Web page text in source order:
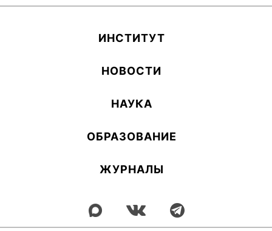
ИН­СТИ­ТУТ
НОВОСТИ
НАУКА
ОБ­РА­ЗОВА­НИЕ
ЖУРНАЛЫ